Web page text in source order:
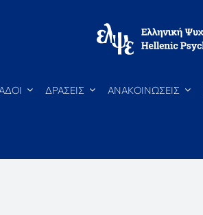
ΔΡΑΣΕΙΣ ΑΝΑΚΟΙΝΩΣΕΙΣ